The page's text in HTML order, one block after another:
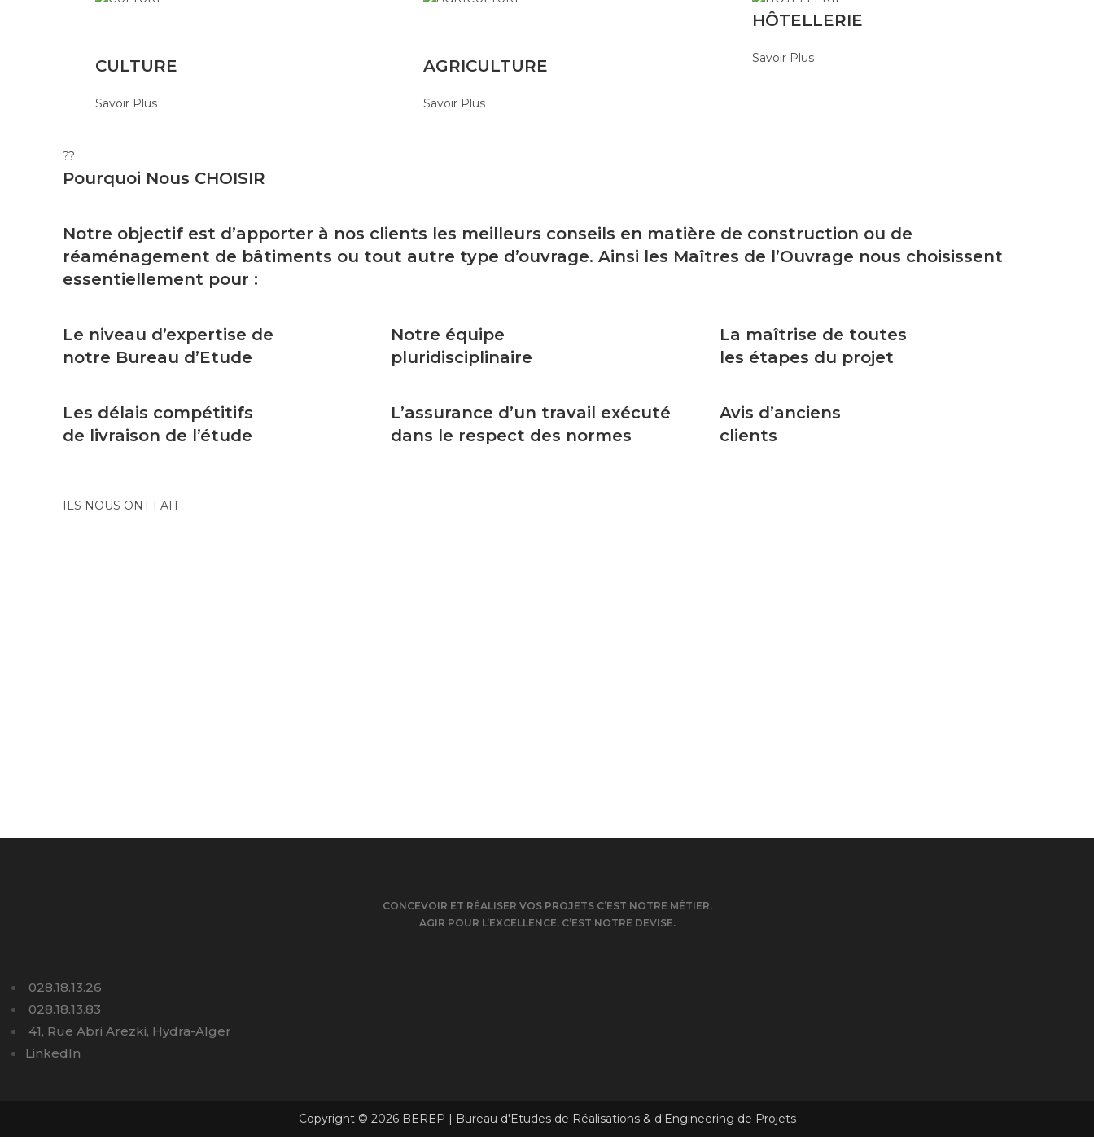
CULTURE
Savoir Plus
AGRICULTURE
Savoir Plus
HÔTELLERIE
Savoir Plus
??
Pourquoi Nous CHOISIR
Notre objectif est d’apporter à nos clients les meilleurs conseils en matière de construction ou de
réaménagement de bâtiments ou tout autre type d’ouvrage. Ainsi les Maîtres de l’Ouvrage nous choisissent
essentiellement pour :
Le niveau d’expertise de
notre Bureau d’Etude
Notre équipe
pluridisciplinaire
La maîtrise de toutes
les étapes du projet
Les délais compétitifs
de livraison de l’étude
L’assurance d’un travail exécuté
dans le respect des normes
Avis d’anciens
clients
ILS NOUS ONT FAIT
CONCEVOIR ET RÉALISER VOS PROJETS C’EST NOTRE MÉTIER.
AGIR POUR L’EXCELLENCE, C’EST NOTRE DEVISE.
028.18.13.26
028.18.13.83
41, Rue Abri Arezki, Hydra-Alger
LinkedIn
Copyright © 2026 BEREP | Bureau d'Etudes de Réalisations & d'Engineering de Projets